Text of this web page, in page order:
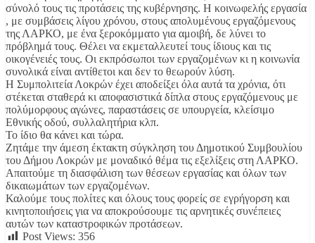
σύνολό τους τις προτάσεις της κυβέρνησης. Η κοινωφελής εργασία
, με συμβάσεις λίγου χρόνου, στους απολυμένους εργαζόμενους
της ΛΑΡΚΟ, με ένα ξεροκόμματο για αμοιβή, δε λύνει το
πρόβλημά τους. Θέλει να εκμεταλλευτεί τους ίδιους και τις
οικογένειές τους. Οι εκπρόσωποι των εργαζομένων κι η κοινωνία
συνολικά είναι αντίθετοι και δεν το θεωρούν λύση.
Η Συμπολιτεία Λοκρών έχει αποδείξει όλα αυτά τα χρόνια, ότι
στέκεται σταθερά κι αποφασιστικά δίπλα στους εργαζόμενους με
πολύμορφους αγώνες, παραστάσεις σε υπουργεία, κλείσιμο
Εθνικής οδού, συλλαλητήρια κλπ.
Το ίδιο θα κάνει και τώρα.
Ζητάμε την άμεση έκτακτη σύγκληση του Δημοτικού Συμβουλίου
του Δήμου Λοκρών με μοναδικό θέμα τις εξελίξεις στη ΛΑΡΚΟ.
Απαιτούμε τη διασφάλιση των θέσεων εργασίας και όλων των
δικαιωμάτων των εργαζομένων.
Καλούμε τους πολίτες και όλους τους φορείς σε εγρήγορση και
κινητοποιήσεις για να αποκρούσουμε τις αρνητικές συνέπειες
αυτών των καταστροφικών προτάσεων.
Post Views: 356